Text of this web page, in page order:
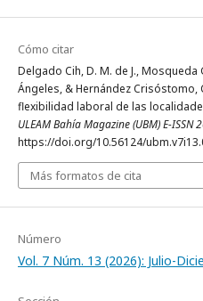
Cómo citar
Delgado Cih, D. M. de J., Mosqueda
Ángeles, & Hernández Crisóstomo,
flexibilidad laboral de las
ULEAM Bahía Magazine (UBM) E-ISSN
https://doi.org/10.56124/
Más formatos de cita
Número
Vol. 7 Núm. 13 (2026): Julio-